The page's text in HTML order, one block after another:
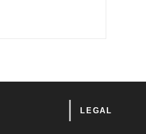
LEGAL